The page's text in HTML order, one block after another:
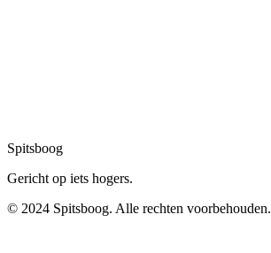
Spitsboog
Gericht op iets hogers.
© 2024 Spitsboog. Alle rechten voorbehouden.